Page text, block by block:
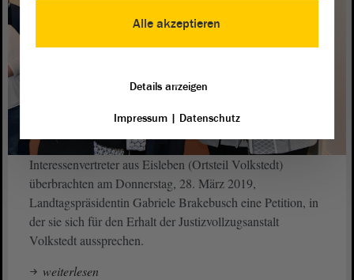
Interessenvertreter aus Eisleben (Ortsteil Volkstedt)
überbrachten am Donnerstag, 28. März 2019,
Landtagspräsidentin Gabriele Brakebusch eine Petition, in
der sie sich für den Erhalt der Justizvollzugsanstalt
Volkstedt aussprechen.
weiterlesen
Alle akzeptieren
Details anzeigen
Impressum| Datenschutz